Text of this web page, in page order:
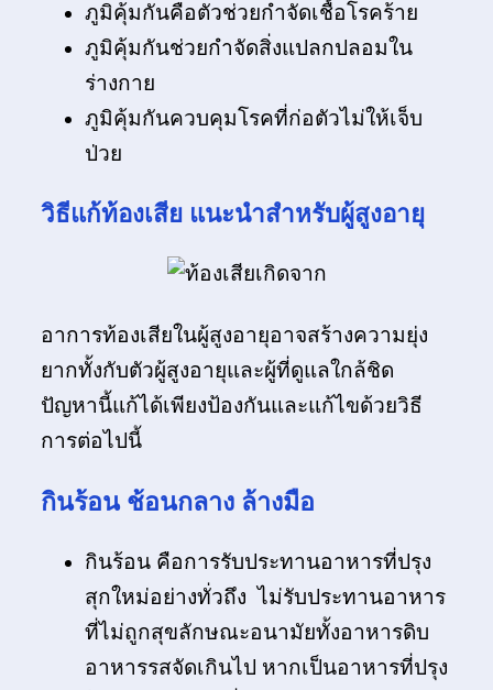
ภูมิคุ้มกันคือตัวช่วยกำจัดเชื้อโรคร้าย
ภูมิคุ้มกันช่วยกำจัดสิ่งแปลกปลอมใน
ร่างกาย
ภูมิคุ้มกันควบคุมโรคที่ก่อตัวไม่ให้เจ็บ
ป่วย
วิธีแก้ท้องเสีย แนะนำสำหรับผู้สูงอายุ
อาการท้องเสียในผู้สูงอายุอาจสร้างความยุ่ง
ยากทั้งกับตัวผู้สูงอายุและผู้ที่ดูแลใกล้ชิด
ปัญหานี้แก้ได้เพียงป้องกันและแก้ไขด้วยวิธี
การต่อไปนี้
กินร้อน ช้อนกลาง ล้างมือ
กินร้อน คือการรับประทานอาหารที่ปรุง
สุกใหม่อย่างทั่วถึง ไม่รับประทานอาหาร
ที่ไม่ถูกสุขลักษณะอนามัยทั้งอาหารดิบ
อาหารรสจัดเกินไป หากเป็นอาหารที่ปรุง